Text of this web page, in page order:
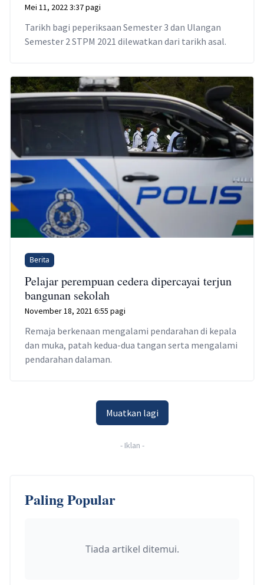
Mei 11, 2022 3:37 pagi
Tarikh bagi peperiksaan Semester 3 dan Ulangan
Semester 2 STPM 2021 dilewatkan dari tarikh asal.
Berita
Pelajar perempuan cedera dipercayai terjun
bangunan sekolah
November 18, 2021 6:55 pagi
Remaja berkenaan mengalami pendarahan di kepala
dan muka, patah kedua-dua tangan serta mengalami
pendarahan dalaman.
Muatkan lagi
- Iklan -
Paling Popular
Tiada artikel ditemui.